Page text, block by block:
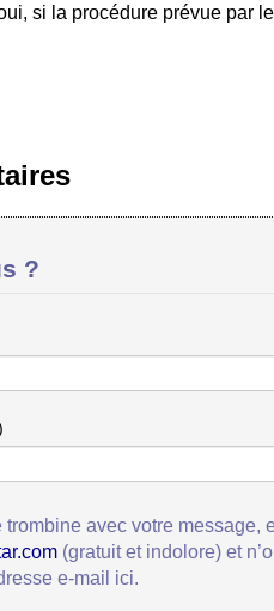
si la procédure prévue par
?
trombine avec votre message,
(gratuit et indolore) et
e-mail ici.